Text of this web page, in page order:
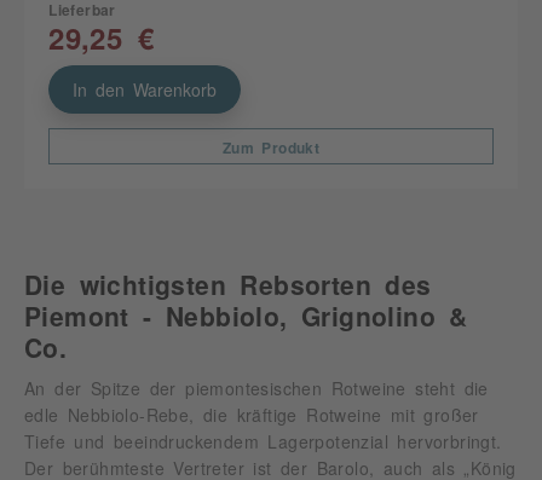
Lieferbar
29,25 €
In den Warenkorb
Zum Produkt
Die wichtigsten Rebsorten des
Piemont - Nebbiolo, Grignolino &
Co.
An der Spitze der piemontesischen Rotweine steht die
edle Nebbiolo-Rebe, die kräftige Rotweine mit großer
Tiefe und beeindruckendem Lagerpotenzial hervorbringt.
Der berühmteste Vertreter ist der Barolo, auch als „König